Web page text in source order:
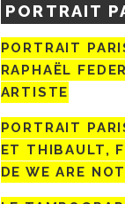
PORTRAIT
PORTRAIT
RAPHAËL
ARTISTE
PORTRAIT
ET THIBAULT,
DE WE ARE NOT